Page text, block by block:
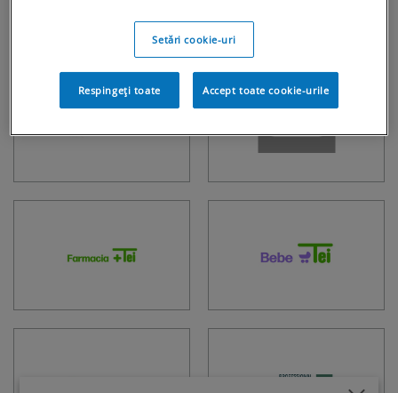
Setări cookie-uri
Respingeți toate Accept toate cookie-urile